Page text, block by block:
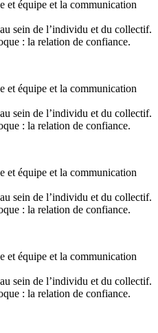
et équipe et la communication
sein de l’individu et du collectif.
: la relation de confiance.
et équipe et la communication
sein de l’individu et du collectif.
: la relation de confiance.
et équipe et la communication
sein de l’individu et du collectif.
: la relation de confiance.
et équipe et la communication
sein de l’individu et du collectif.
: la relation de confiance.